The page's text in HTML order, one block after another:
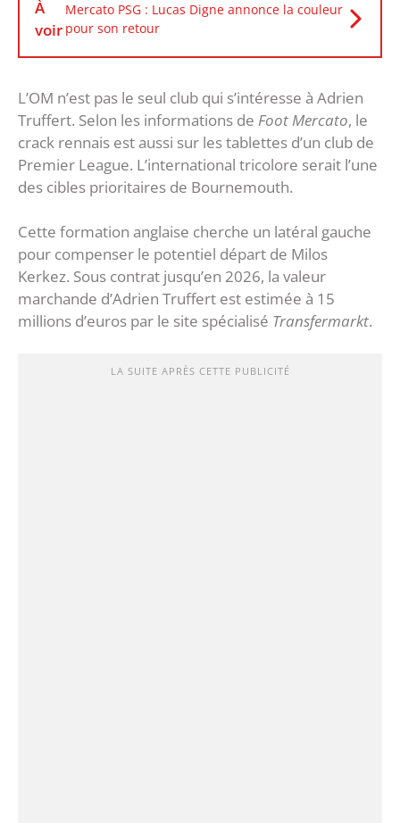
À
voir
Mercato PSG : Lucas Digne annonce la couleur
pour son retour
L’OM n’est pas le seul club qui s’intéresse à Adrien
Truffert. Selon les informations de Foot Mercato, le
crack rennais est aussi sur les tablettes d’un club de
Premier League. L’international tricolore serait l’une
des cibles prioritaires de Bournemouth.
Cette formation anglaise cherche un latéral gauche
pour compenser le potentiel départ de Milos
Kerkez. Sous contrat jusqu’en 2026, la valeur
marchande d’Adrien Truffert est estimée à 15
millions d’euros par le site spécialisé Transfermarkt.
LA SUITE APRÈS CETTE PUBLICITÉ